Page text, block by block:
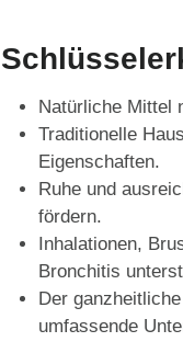
Natürliche Mittel
Traditionelle
Eigenschaften.
Ruhe und
fördern.
Inhalationen,
Bronchitis
Der
umfassende